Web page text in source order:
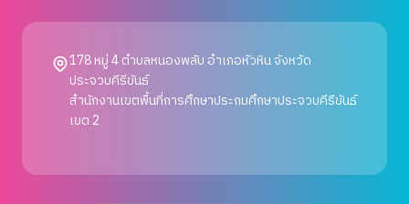
178 หมู่ 4 ตำบลหนองพลับ อำเภอหัวหิน จังหวัด
ประจวบคีรีขันธ์
สำนักงานเขตพื้นที่การศึกษาประถมศึกษาประจวบคีรีขันธ์
เขต 2